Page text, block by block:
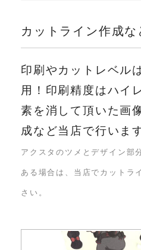
カットライン作成
印刷やカットレベル
用！印刷精度はハイ
素を消して頂いた画
成など当店で行いま
アクスタのツメとデザイン部
ある場合は、当店でカットラ
さい。